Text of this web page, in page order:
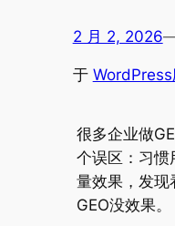
2 月 2, 2026
于
很多企业做
个误区：习惯
量效果，发现
GEO没效果。